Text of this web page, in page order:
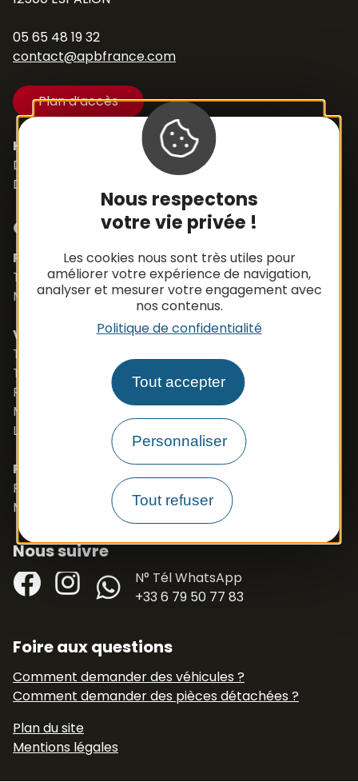
Nous respectons
votre vie privée !
Les cookies nous sont très utiles pour
améliorer votre expérience de navigation,
analyser et mesurer votre engagement avec
nos contenus.
Politique de confidentialité
Tout accepter
Personnaliser
Tout refuser
05 65 48 19 32
contact@apbfrance.com
Plan d’accès
Horaires d’ouverture
Du Lundi au Samedi,
De 8h30 à 12h et de 14h à 18h
Contacts
Pièces détachées
Tél. +33 (0)5 65 48 19 32
Mail :contact@apbfrance.com
Véhicules
Tél. +33 (0)5 65 48 05 75
Tél. +33 (0)5 65 48 37 97
Port. +33 (0)6 79 50 77 83
Mail :
vehicule@apbfrance.com
Langues parlées : Français, Anglais, Polonais
PROSZE O KONTAKT- J.POLSKI
Port. 0033 673 191 445
Mail :
export.apb1@apbfrance.com
Nous suivre
FacebookInstagram
N° Tél WhatsApp
+33 6 79 50 77 83
Foire aux questions
Comment demander des véhicules ?
Comment demander des pièces détachées ?
Plan du site
Mentions légales